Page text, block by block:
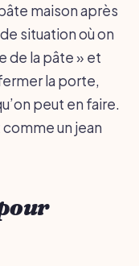
maison après
situation où on
de la pâte » et
la porte,
peut en faire.
comme un jean